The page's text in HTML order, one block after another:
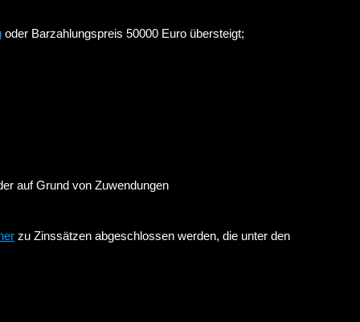
oder Barzahlungspreis 50000 Euro übersteigt;
auf Grund von Zuwendungen
zu Zinssätzen abgeschlossen werden, die unter den